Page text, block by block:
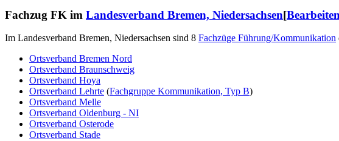
Fachzug FK im Landesverband Bremen, Niedersachsen[Bearbeiten
Im Landesverband Bremen, Niedersachsen sind 8 Fachzüge Führung/Kommunikation
Ortsverband Bremen Nord
Ortsverband Braunschweig
Ortsverband Hoya
Ortsverband Lehrte (Fachgruppe Kommunikation, Typ B)
Ortsverband Melle
Ortsverband Oldenburg - NI
Ortsverband Osterode
Ortsverband Stade